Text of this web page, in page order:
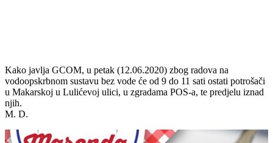
Kako javlja GCOM, u petak (12.06.2020) zbog radova na
vodoopskrbnom sustavu bez vode će od 9 do 11 sati ostati potrošači
u Makarskoj u Lulićevoj ulici, u zgradama POS-a, te predjelu iznad
njih.
M. D.